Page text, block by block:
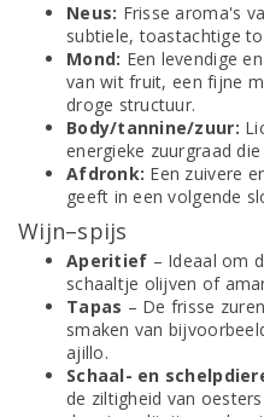
Neus: Frisse aroma's
subtiele, toastachtige
Mond: Een levendige
van wit fruit, een fijne
droge structuur.
Body/tannine/zuur:
energieke zuurgraad
Afdronk: Een zuivere
geeft in een volgende
Wijn–spijs
Aperitief – Ideaal om
schaaltje olijven of
Tapas – De frisse
smaken van
ajillo.
Schaal- en
de ziltigheid van